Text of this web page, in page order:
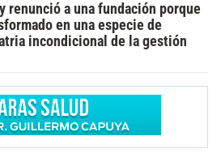
renunció a una fundación porque
en una especie de
incondicional de la gestión